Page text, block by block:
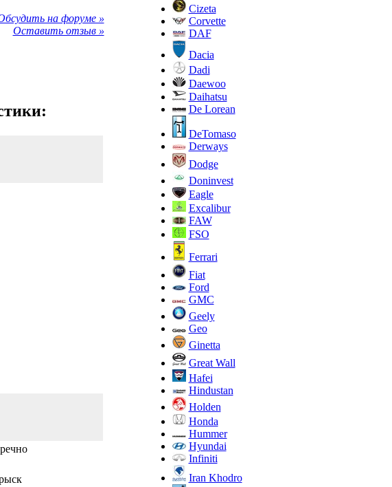
на форуме »
Оставить отзыв »
Cizeta
Corvette
DAF
Dacia
Dadi
Daewoo
Daihatsu
De Lorean
DeTomaso
Derways
Dodge
Doninvest
Eagle
Excalibur
FAW
FSO
Ferrari
Fiat
Ford
GMC
Geely
Geo
Ginetta
Great Wall
Hafei
Hindustan
Holden
Honda
Hummer
Hyundai
Infiniti
Iran Khodro